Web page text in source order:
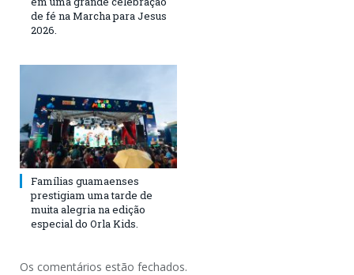
de fé na Marcha para Jesus
2026.
Famílias guamaenses
prestigiam uma tarde de
muita alegria na edição
especial do Orla Kids.
Os comentários estão fechados.